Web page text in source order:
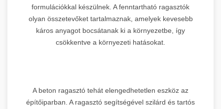
formulációkkal készülnek. A fenntartható ragasztók
olyan összetevőket tartalmaznak, amelyek kevesebb
káros anyagot bocsátanak ki a környezetbe, így
csökkentve a környezeti hatásokat.
A beton ragasztó tehát elengedhetetlen eszköz az
építőiparban. A ragasztó segítségével szilárd és tartós